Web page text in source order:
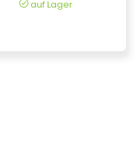
auf Lager